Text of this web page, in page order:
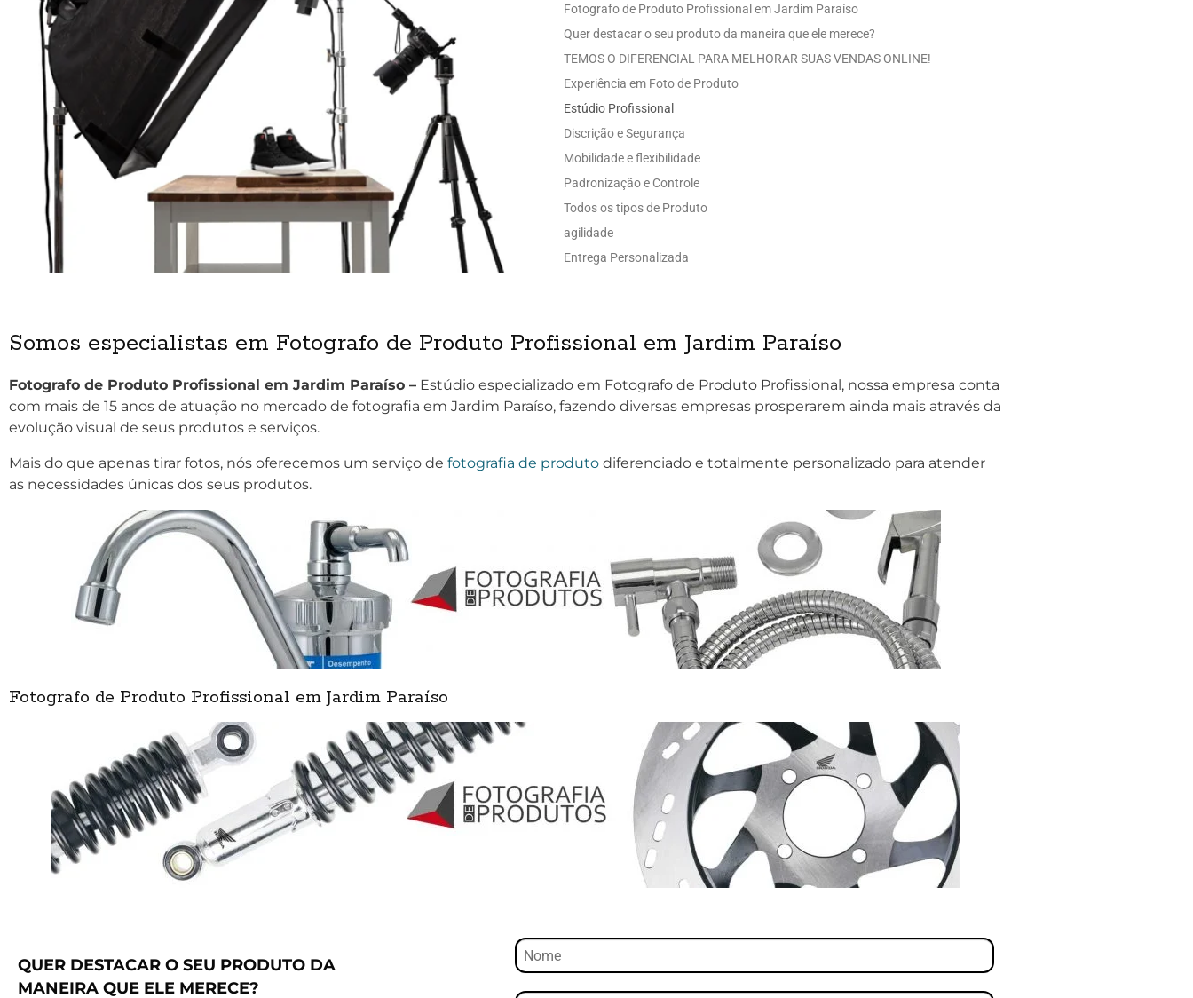
Fotografo de Produto Profissional em Jardim Paraíso
Quer destacar o seu produto da maneira que ele merece?
TEMOS O DIFERENCIAL PARA MELHORAR SUAS VENDAS ONLINE!
Experiência em Foto de Produto
Estúdio Profissional
Discrição e Segurança
Mobilidade e flexibilidade
Padronização e Controle
Todos os tipos de Produto
agilidade
Entrega Personalizada
Somos especialistas em Fotografo de Produto Profissional em Jardim Paraíso
Fotografo de Produto Profissional em Jardim Paraíso – Estúdio especializado em Fotografo de Produto Profissional, nossa empresa conta
com mais de 15 anos de atuação no mercado de fotografia em Jardim Paraíso, fazendo diversas empresas prosperarem ainda mais através da
evolução visual de seus produtos e serviços.
Mais do que apenas tirar fotos, nós oferecemos um serviço de fotografia de produto diferenciado e totalmente personalizado para atender
as necessidades únicas dos seus produtos.
Fotografo de Produto Profissional em Jardim Paraíso
QUER DESTACAR O SEU PRODUTO DA
MANEIRA QUE ELE MERECE?